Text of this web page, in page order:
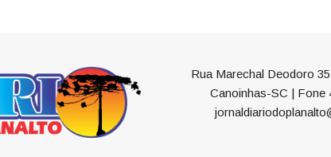
Rua Marechal Deodoro
Canoinhas-SC | Fone